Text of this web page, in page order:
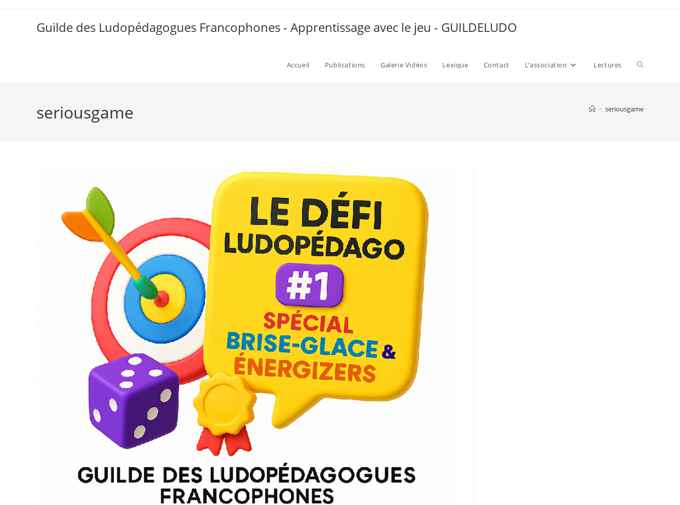
Guilde des Ludopédagogues Francophones - Apprentissage avec le jeu - GUILDELUDO
Accueil Publications Galerie Vidéos Lexique Contact L’association Lectures Toggle
seriousgame > seriousgame